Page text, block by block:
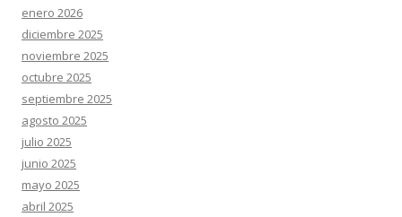
enero 2026
diciembre 2025
noviembre 2025
octubre 2025
septiembre 2025
agosto 2025
julio 2025
junio 2025
mayo 2025
abril 2025